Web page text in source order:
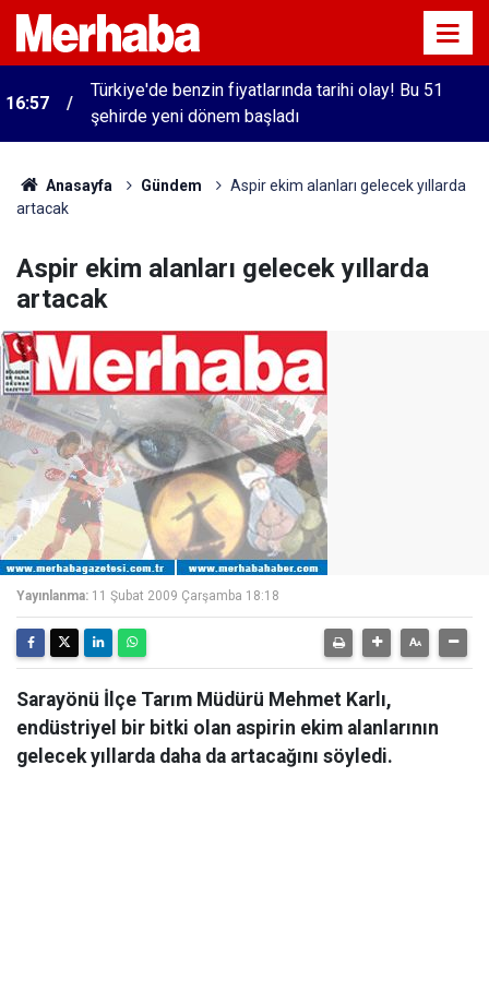
16:57
Türkiye'de benzin fiyatlarında tarihi olay! Bu 51
şehirde yeni dönem başladı
Anasayfa Gündem
Aspir ekim alanları gelecek yıllarda
artacak
Aspir ekim alanları gelecek yıllarda
artacak
Yayınlanma: 11 Şubat 2009 Çarşamba 18:18
Sarayönü İlçe Tarım Müdürü Mehmet Karlı,
endüstriyel bir bitki olan aspirin ekim alanlarının
gelecek yıllarda daha da artacağını söyledi.